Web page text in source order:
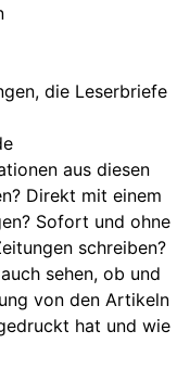
die Leserbriefe
aus diesen
Direkt mit einem
Sofort und ohne
schreiben?
sehen, ob und
von den Artikeln
hat und wie